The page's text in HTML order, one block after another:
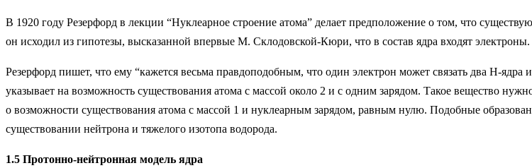
В 1920 году Резерфорд в лекции “Нуклеарное строение атома” делает предположение о том, что
он исходил из гипотезы, высказанной впервые М. Склодовской-Кюри, что в состав ядра входят электроны.
Резерфорд пишет, что ему “кажется весьма правдоподобным, что один электрон может связать два Н-
указывает на возможность существования атома с массой около 2 и с одним зарядом. Такое вещество
о возможности существования атома с массой 1 и нуклеарным зарядом, равным нулю. Подобные
существовании нейтрона и тяжелого изотопа водорода.
1.5 Протонно-нейтронная модель ядра